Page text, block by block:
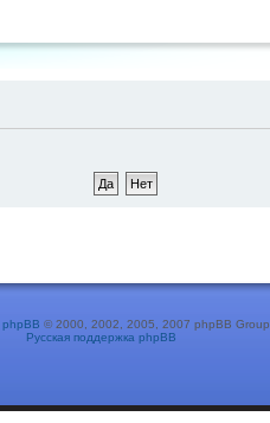
phpBB © 2000, 2002, 2005, 2007 phpBB Group
Русская поддержка phpBB